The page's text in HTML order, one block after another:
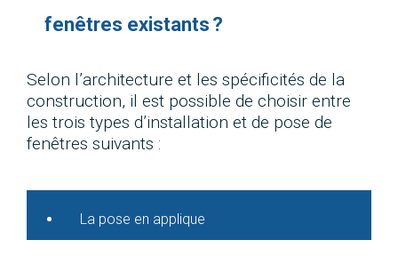
fenêtres existants ?
Selon l’architecture et les spécificités de la
construction, il est possible de choisir entre
les trois types d’installation et de pose de
fenêtres suivants :
La pose en applique